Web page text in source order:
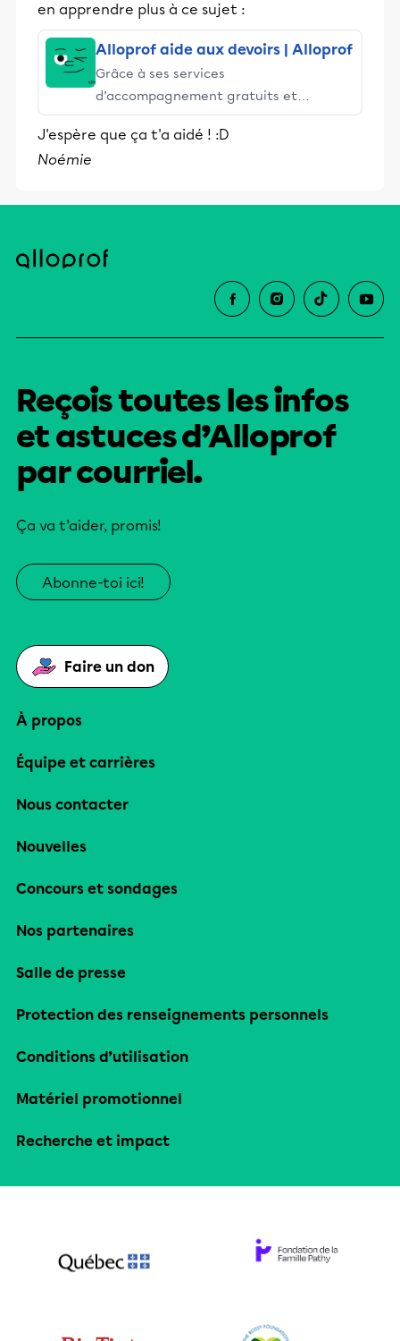
en apprendre plus à ce sujet :
Alloprof aide aux devoirs | Alloprof
Grâce à ses services
d’accompagnement gratuits et
stimulants, Alloprof engage les élèves
et leurs parents dans la réussite
J'espère que ça t'a aidé ! :D
Noémie
Reçois toutes les infos
et astuces d’Alloprof
par courriel.
Ça va t’aider, promis!
Abonne-toi ici!
Faire un don
À propos
Équipe et carrières
Nous contacter
Nouvelles
Concours et sondages
Nos partenaires
Salle de presse
Protection des renseignements personnels
Conditions d’utilisation
Matériel promotionnel
Recherche et impact